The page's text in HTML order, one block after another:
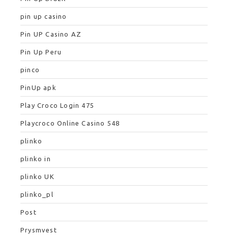
pin up casino
Pin UP Casino AZ
Pin Up Peru
pinco
PinUp apk
Play Croco Login 475
Playcroco Online Casino 548
plinko
plinko in
plinko UK
plinko_pl
Post
Prysmvest